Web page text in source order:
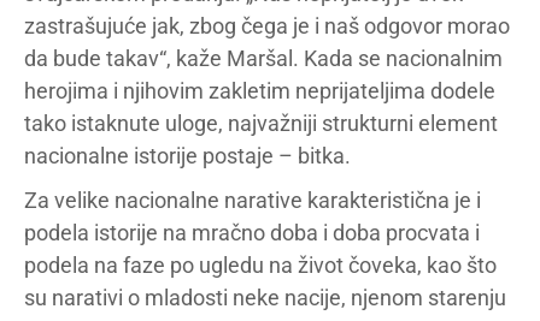
zastrašujuće jak, zbog čega je i naš odgovor morao
da bude takav“, kaže Maršal. Kada se nacionalnim
herojima i njihovim zakletim neprijateljima dodele
tako istaknute uloge, najvažniji strukturni element
nacionalne istorije postaje – bitka.
Za velike nacionalne narative karakteristična je i
podela istorije na mračno doba i doba procvata i
podela na faze po ugledu na život čoveka, kao što
su narativi o mladosti neke nacije, njenom starenju